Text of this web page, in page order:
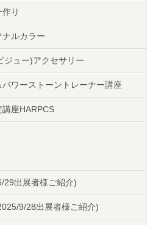
り
ルカラー
ジュー)アクセサリー
ワーストーントレーナー講座
座HARPCS
29出展者様ご紹介)
9/28出展者様ご紹介)